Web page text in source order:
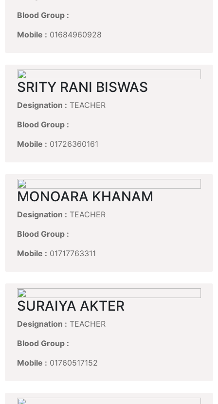
Blood Group :
Mobile : 01684960928
SRITY RANI BISWAS
Designation : TEACHER
Blood Group :
Mobile : 01726360161
MONOARA KHANAM
Designation : TEACHER
Blood Group :
Mobile : 01717763311
SURAIYA AKTER
Designation : TEACHER
Blood Group :
Mobile : 01760517152